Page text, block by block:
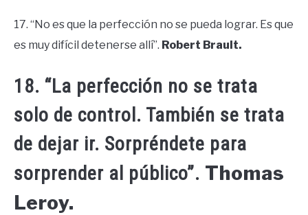
17. “No es que la perfección no se pueda lograr. Es que
es muy difícil detenerse allí”. Robert Brault.
18. “La perfección no se trata
solo de control. También se trata
de dejar ir. Sorpréndete para
sorprender al público”. Thomas
Leroy.